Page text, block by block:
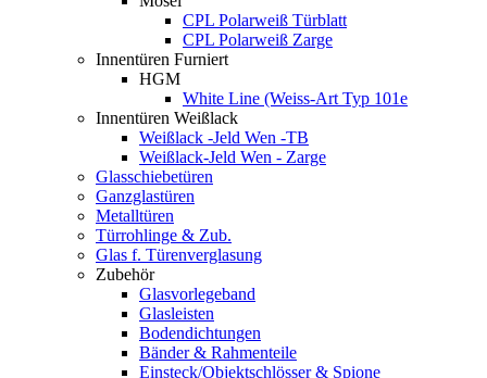
CPL Polarweiß Türblatt
CPL Polarweiß Zarge
Innentüren Furniert
HGM
White Line (Weiss-Art Typ 101e
Innentüren Weißlack
Weißlack -Jeld Wen -TB
Weißlack-Jeld Wen - Zarge
Glasschiebetüren
Ganzglastüren
Metalltüren
Türrohlinge & Zub.
Glas f. Türenverglasung
Zubehör
Glasvorlegeband
Glasleisten
Bodendichtungen
Bänder & Rahmenteile
Einsteck/Objektschlösser & Spione